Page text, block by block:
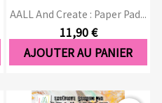
AALL And Create : Paper Pad...
11,90 €
AJOUTER AU PANIER